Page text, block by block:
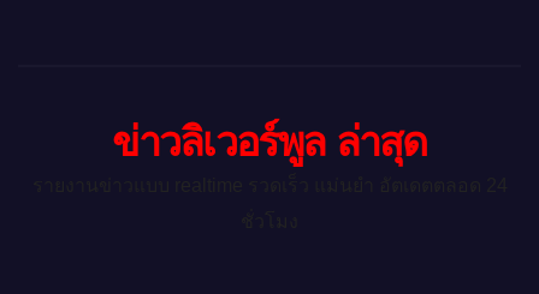
ข่าวลิเวอร์พูล ล่าสุด